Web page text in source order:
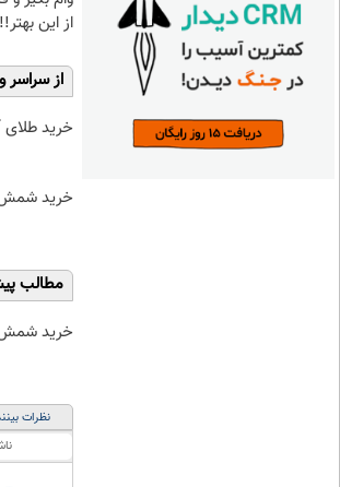
از این
از
خرید طلای آبشده
خرید شمش 2.5 گرمی از
مطالب
خرید شمش 1 گرمی از
نظرات